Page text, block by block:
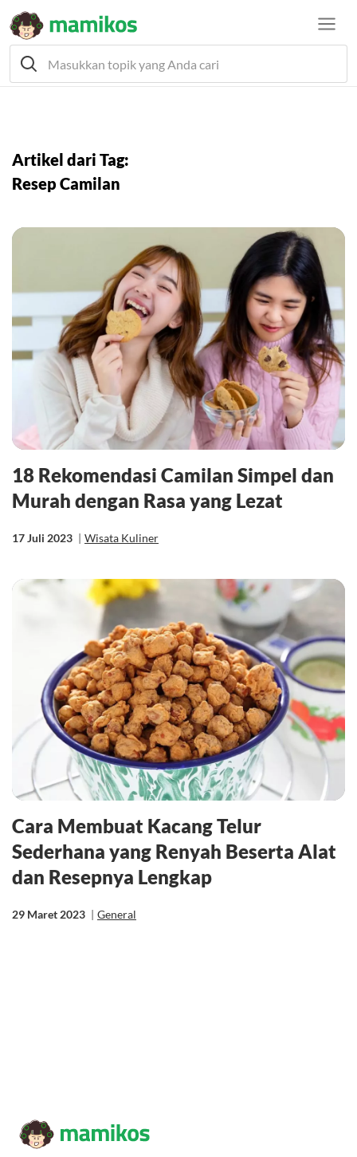
Artikel dari Tag:
Resep Camilan
18 Rekomendasi Camilan Simpel dan
Murah dengan Rasa yang Lezat
17 Juli 2023 | Wisata Kuliner
Cara Membuat Kacang Telur
Sederhana yang Renyah Beserta Alat
dan Resepnya Lengkap
29 Maret 2023 | General